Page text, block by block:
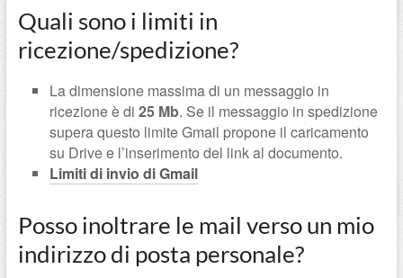
Quali sono i limiti in
ricezione/spedizione?
La dimensione massima di un messaggio in
ricezione è di 25 Mb. Se il messaggio in spedizione
supera questo limite Gmail propone il caricamento
su Drive e l’inserimento del link al documento.
Limiti di invio di Gmail
Posso inoltrare le mail verso un mio
indirizzo di posta personale?